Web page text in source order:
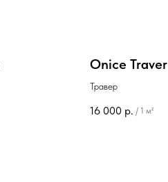
Onice Traver
Травер
16 000 р. / 1 м²